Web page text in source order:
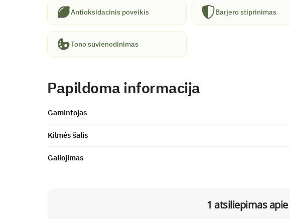
Antioksidacinis poveikis Barjero stiprinimas
Tono suvienodinimas
Papildoma informacija
Gamintojas
Kilmės šalis
Galiojimas
1 atsiliepimas apie